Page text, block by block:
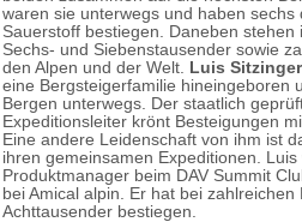
waren sie unterwegs und haben sechs
Sauerstoff bestiegen. Daneben stehen
Sechs- und Siebenstausender sowie
den Alpen und der Welt. Luis Sitzinger
eine Bergsteigerfamilie hineingeboren
Bergen unterwegs. Der staatlich
Expeditionsleiter krönt Besteigungen
Eine andere Leidenschaft von ihm ist
ihren gemeinsamen Expeditionen.
Produktmanager beim DAV Summit
bei Amical alpin. Er hat bei
Achttausender bestiegen.